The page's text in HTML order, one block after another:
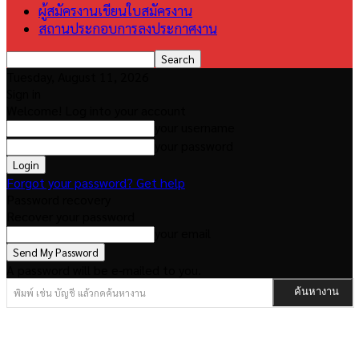
ผู้สมัครงานเขียนใบสมัครงาน
สถานประกอบการลงประกาศงาน
Forgot your password? Get help
พิมพ์ เช่น บัญชี แล้วกดค้นหางาน ค้นหางาน